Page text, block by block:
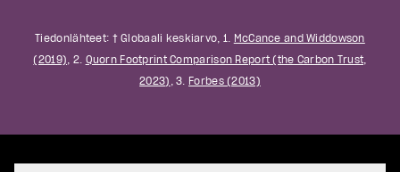
Tiedonlähteet: † Globaali keskiarvo, 1. McCance and Widdowson
(2019), 2. Quorn Footprint Comparison Report (the Carbon Trust,
2023) , 3. Forbes (2013)